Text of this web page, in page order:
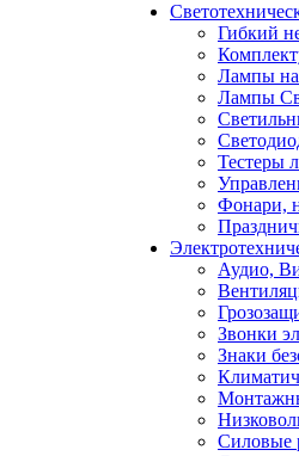
Гибкий
Лампы
Лампы
Тестеры
Фонари,
Аудио,
Звонки
Знаки
Силовые